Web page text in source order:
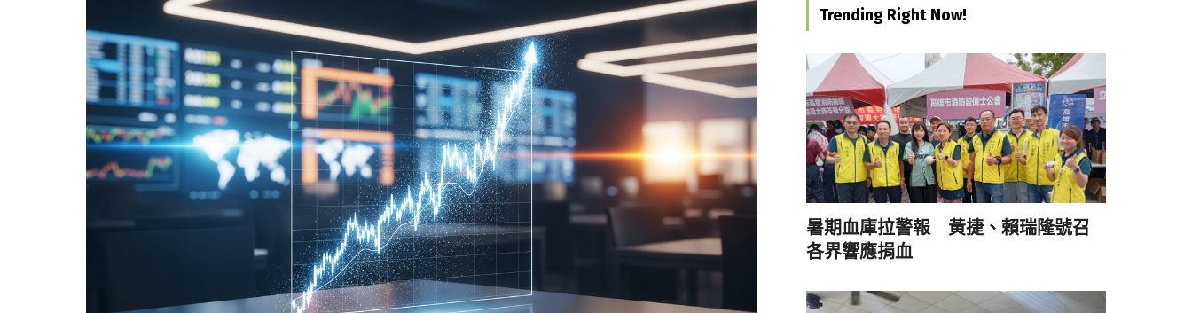
Trending Right Now!
暑期血庫拉警報 黃捷、賴瑞隆號召
各界響應捐血